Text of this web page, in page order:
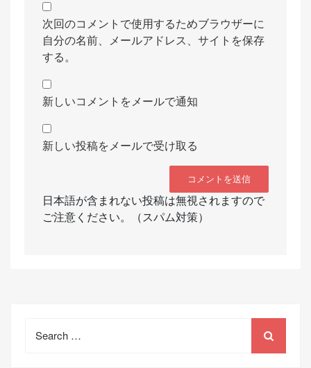
次回のコメントで使用するためブラウザーに
自分の名前、メールアドレス、サイトを保存
する。
新しいコメントをメールで通知
新しい投稿をメールで受け取る
日本語が含まれない投稿は無視されますので
ご注意ください。（スパム対策）
for: